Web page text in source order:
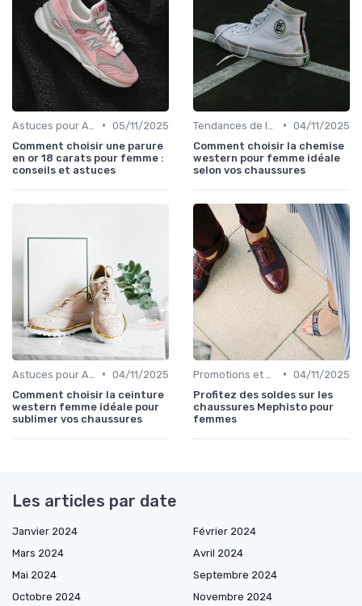
• 05/11/2025
Comment choisir une parure
en or 18 carats pour femme :
conseils et astuces
• 04/11/2025
Comment choisir la chemise
western pour femme idéale
selon vos chaussures
• 04/11/2025
Comment choisir la ceinture
western femme idéale pour
sublimer vos chaussures
• 04/11/2025
Profitez des soldes sur les
chaussures Mephisto pour
femmes
Les articles par date
Janvier 2024
Février 2024
Mars 2024
Avril 2024
Mai 2024
Septembre 2024
Octobre 2024
Novembre 2024